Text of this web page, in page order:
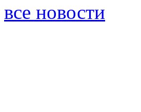
все новости